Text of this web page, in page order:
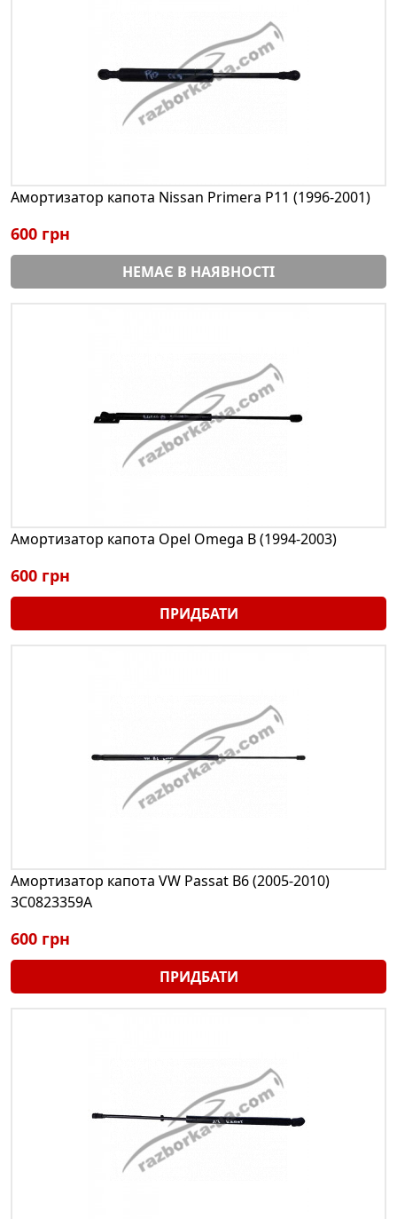
Амортизатор капота Nissan Primera P11 (1996-2001)
600 грн
НЕМАЄ В НАЯВНОСТІ
Амортизатор капота Opel Omega В (1994-2003)
600 грн
ПРИДБАТИ
Амортизатор капота VW Passat B6 (2005-2010)
3С0823359A
600 грн
ПРИДБАТИ